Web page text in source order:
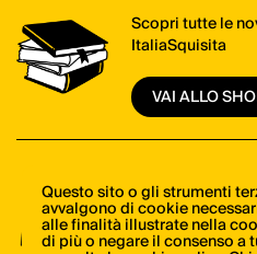
Scopri tutte le
ItaliaSquisita
VAI ALLO
Il meglio della
volta. Iscriviti
Questo sito o gli strumenti
avvalgono di cookie
alle finalità illustrate nella
di più o negare il consenso a